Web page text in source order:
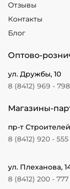
Отзывы
Контакты
Блог
Оптово-
ул. Дружбы, 10
8 (8412) 969 - 798
Магазины-
пр-т
8 (8412) 920 - 555
ул. Плеханова,
8 (8412) 200 - 777